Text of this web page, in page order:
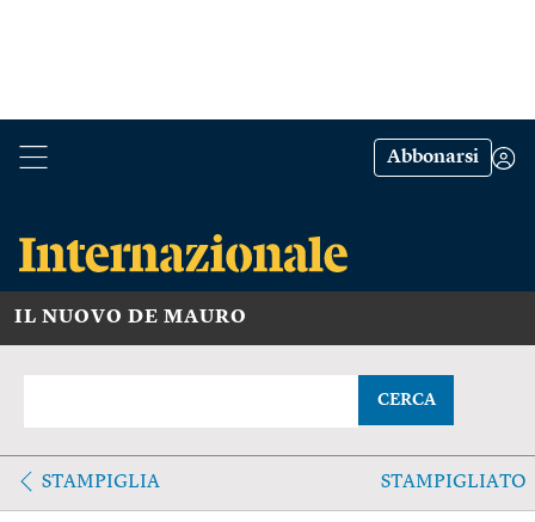
Abbonarsi
IL NUOVO DE MAURO
CERCA
STAMPIGLIA STAMPIGLIATO